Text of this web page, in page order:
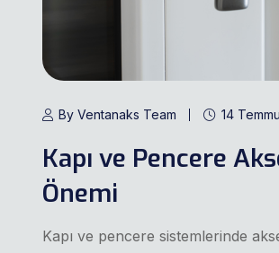
By Ventanaks Team 14
Kapı ve Pencere
Önemi
Kapı ve pencere sistemlerinde